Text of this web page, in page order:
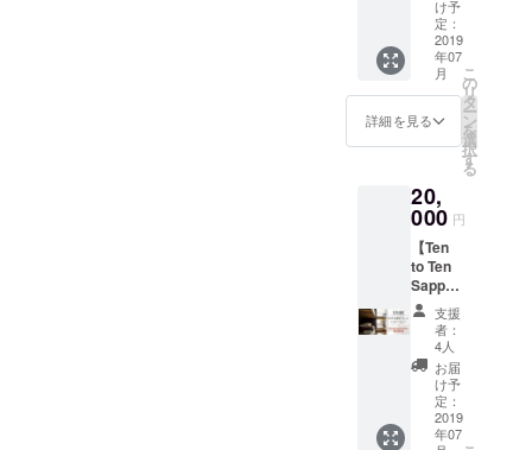
experie
nce of
conduc
ting a
event
to Ten
Nakaji
Expirati
on date
June
30th,
2020
foreign
collabo
rators a
separat
shippin
g fee
d
記載く
ださ
い。記
載がな
い場合
はこち
らでお
10,000y
en ・A
messa
ge card
from
Karina
・A
choice
of the
Mexica
n goods
Blouse
(Small/
Medium
/Large),
収支
や、実
際のゲ
ストハ
ウス開
業・運
営でつ
ントな
ど生の
現場を
見れ
ちゃい
ます！
開催日
は参加
者確定
次第
追って
ご連絡
いたし
ます。
をお届
けしま
す！ ・
カリナ
の愛情
のこ
もった
メッ
カード
・札幌
Ten to
Ten２店
舗で毎
日利用
できる
朝食パ
スポー
ト 有効
期限
初回使
用日か
ら1ヶ月
け予
定：
2019
年07
月
詳細を見る
こ
の
リ
タ
ー
ン
を
選
択
す
る
20,
000 円
【Ten
to Ten
Sappor
o
Station,
Nakaji
ma-
koenプ
ライ
ベート
ルーム
支援
者：
4人
お届
け予
定：
2019
年07